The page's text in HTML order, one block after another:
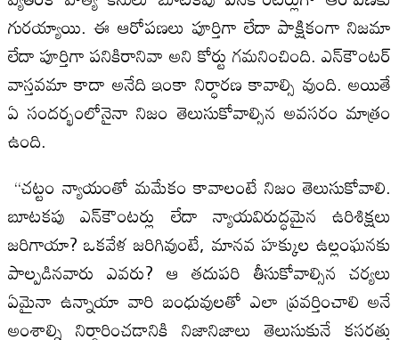
గురయ్యాయి. ఈ ఆరోపణలు పూర్తిగా లేదా పాక్షికంగా నిజమా
లేదా పూర్తిగా పనికిరానివా అని కోర్టు గమనించింది. ఎన్‌కౌంటర్
వాస్తవమా కాదా అనేది ఇంకా నిర్ధారణ కావాల్సి వుంది. అయితే
ఏ సందర్భంలోనైనా నిజం తెలుసుకోవాల్సిన అవసరం మాత్రం
ఉంది.
“చట్టం న్యాయంతో మమేకం కావాలంటే నిజం తెలుసుకోవాలి.
బూటకపు ఎన్‌కౌంటర్లు లేదా న్యాయవిరుద్ధమైన ఉరిశిక్షలు
జరిగాయా? ఒకవేళ జరిగివుంటే, మానవ హక్కుల ఉల్లంఘనకు
పాల్పడినవారు ఎవరు? ఆ తదుపరి తీసుకోవాల్సిన చర్యలు
ఏమైనా ఉన్నాయా వారి బంధువులతో ఎలా ప్రవర్తించాలి అనే
అంశాల్ని నిర్ధారించడానికి నిజానిజాలు తెలుసుకునే కసరత్తు